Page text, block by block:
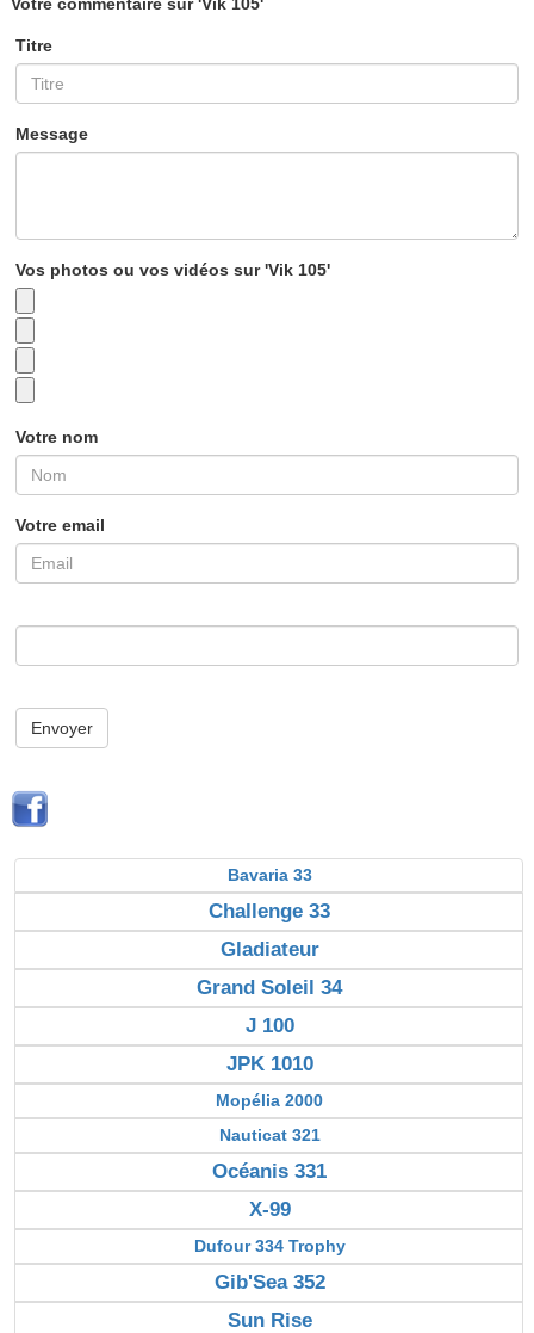
Titre
Message
Vos photos ou vos vidéos sur 'Vik 105'
Votre nom
Votre email
Envoyer
Bavaria 33
Challenge 33
Gladiateur
Grand Soleil 34
J 100
JPK 1010
Mopélia 2000
Nauticat 321
Océanis 331
X-99
Dufour 334 Trophy
Gib'Sea 352
Sun Rise